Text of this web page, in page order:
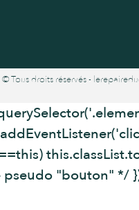
© Tous droits réservés -
pseudo "bouton" */